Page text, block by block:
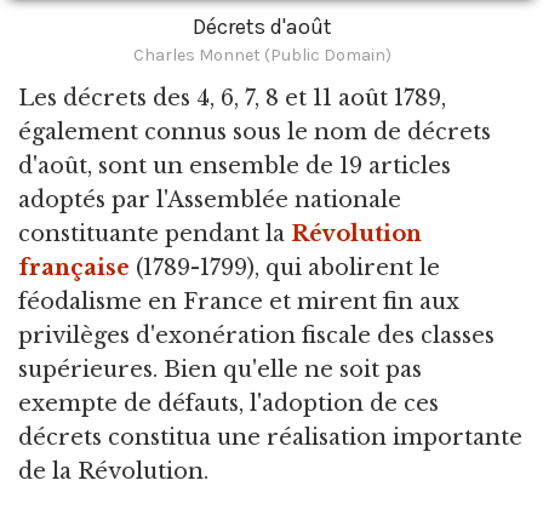
Décrets d'août
Charles Monnet (Public Domain)
Les décrets des 4, 6, 7, 8 et 11 août 1789,
également connus sous le nom de décrets
d'août, sont un ensemble de 19 articles
adoptés par l'Assemblée nationale
constituante pendant la Révolution
française (1789-1799), qui abolirent le
féodalisme en France et mirent fin aux
privilèges d'exonération fiscale des classes
supérieures. Bien qu'elle ne soit pas
exempte de défauts, l'adoption de ces
décrets constitua une réalisation importante
de la Révolution.